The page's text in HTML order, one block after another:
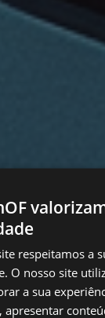
respeitamos a
O nosso site
a sua
apresentar